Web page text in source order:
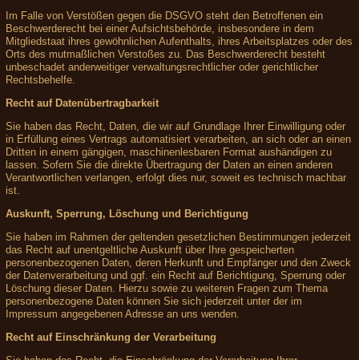
Im Falle von Verstößen gegen die DSGVO steht den Betroffenen ein
Beschwerderecht bei einer Aufsichtsbehörde, insbesondere in dem
Mitgliedstaat ihres gewöhnlichen Aufenthalts, ihres Arbeitsplatzes oder des
Orts des mutmaßlichen Verstoßes zu. Das Beschwerderecht besteht
unbeschadet anderweitiger verwaltungsrechtlicher oder gerichtlicher
Rechtsbehelfe.
Recht auf Datenübertragbarkeit
Sie haben das Recht, Daten, die wir auf Grundlage Ihrer Einwilligung oder
in Erfüllung eines Vertrags automatisiert verarbeiten, an sich oder an einen
Dritten in einem gängigen, maschinenlesbaren Format aushändigen zu
lassen. Sofern Sie die direkte Übertragung der Daten an einen anderen
Verantwortlichen verlangen, erfolgt dies nur, soweit es technisch machbar
ist.
Auskunft, Sperrung, Löschung und Berichtigung
Sie haben im Rahmen der geltenden gesetzlichen Bestimmungen jederzeit
das Recht auf unentgeltliche Auskunft über Ihre gespeicherten
personenbezogenen Daten, deren Herkunft und Empfänger und den Zweck
der Datenverarbeitung und ggf. ein Recht auf Berichtigung, Sperrung oder
Löschung dieser Daten. Hierzu sowie zu weiteren Fragen zum Thema
personenbezogene Daten können Sie sich jederzeit unter der im
Impressum angegebenen Adresse an uns wenden.
Recht auf Einschränkung der Verarbeitung